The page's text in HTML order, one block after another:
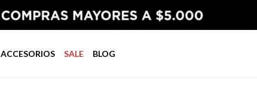
ACCESORIOS SALE BLOG